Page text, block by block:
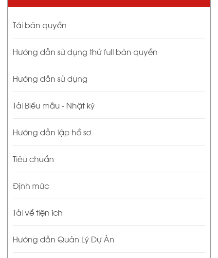
Tái bản quyền
Hướng dẫn sử dụng thử full bản quyền
Hướng dẫn sử dụng
Tải Biểu mẫu - Nhật ký
Hướng dẫn lập hồ sơ
Tiêu chuẩn
Định mức
Tải về tiện ích
Hướng dẫn Quản Lý Dự Án